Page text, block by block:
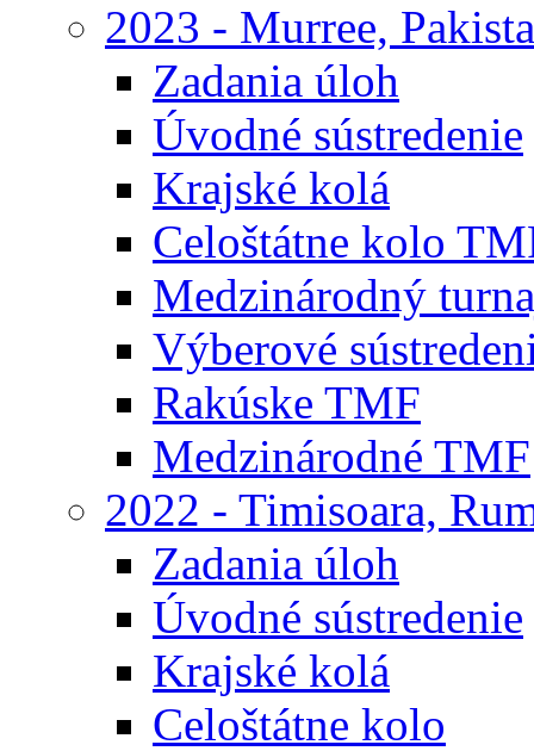
2023 - Murree,
Zadania úloh
Úvodné sústredenie
Krajské kolá
Celoštátne kolo
Medzinárodný
Výberové
Rakúske TMF
Medzinárodné TMF
2022 - Timisoara,
Zadania úloh
Úvodné sústredenie
Krajské kolá
Celoštátne kolo